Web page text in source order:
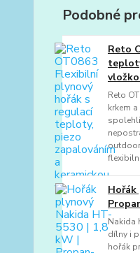
Podobné
Reto
Reto
krkem
Hořák
Nakida
dílny i
hořák